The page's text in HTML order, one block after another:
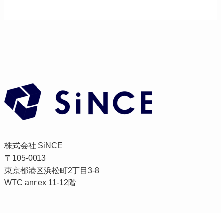
株式会社 SiNCE
〒105-0013
東京都港区浜松町2丁目3-8
WTC annex 11-12階